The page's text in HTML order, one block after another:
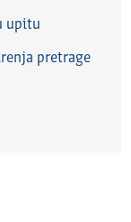
upitu
pretrage